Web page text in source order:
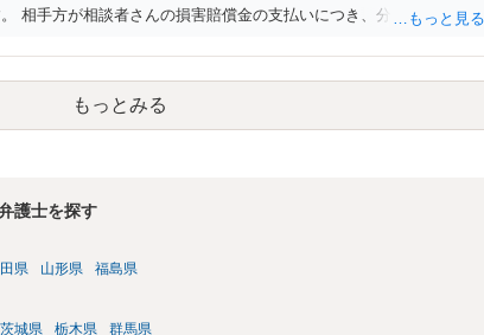
相手方が相談者さんの損害賠償金の支払いにつき、分割払いに合意
律事務所で相談だけでもされることも検討ください。
もっとみる
護士を探す
県 山形県 福島県
茨城県 栃木県 群馬県